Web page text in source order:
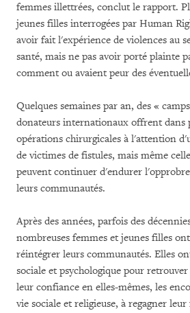
femmes illettrées, conclut le rapport.
jeunes filles interrogées par Human
avoir fait l'expérience de violences au
santé, mais ne pas avoir porté plainte
comment ou avaient peur des
Quelques semaines par an, des «
donateurs internationaux offrent dans
opérations chirurgicales à l'attention
de victimes de fistules, mais même
peuvent continuer d'endurer
leurs communautés.
Après des années, parfois des
nombreuses femmes et jeunes filles
réintégrer leurs communautés. Elles
sociale et psychologique pour
leur confiance en elles-mêmes, les
vie sociale et religieuse, à regagner